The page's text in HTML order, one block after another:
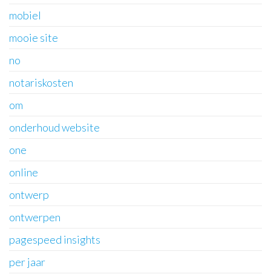
mobiel
mooie site
no
notariskosten
om
onderhoud website
one
online
ontwerp
ontwerpen
pagespeed insights
per jaar